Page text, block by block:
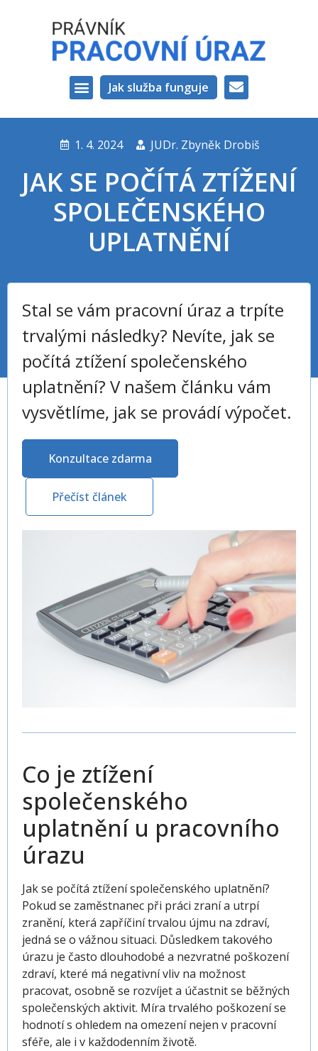
Jak služba funguje
1. 4. 2024 JUDr. Zbyněk Drobiš
JAK SE POČÍTÁ ZTÍŽENÍ
SPOLEČENSKÉHO
UPLATNĚNÍ
Stal se vám pracovní úraz a trpíte
trvalými následky? Nevíte, jak se
počítá ztížení společenského
uplatnění? V našem článku vám
vysvětlíme, jak se provádí výpočet.
Konzultace zdarma
Přečíst článek
Co je ztížení
společenského
uplatnění u pracovního
úrazu
Jak se počítá ztížení společenského uplatnění?
Pokud se zaměstnanec při práci zraní a utrpí
zranění, která zapříčiní trvalou újmu na zdraví,
jedná se o vážnou situaci. Důsledkem takového
úrazu je často dlouhodobé a nezvratné poškození
zdraví, které má negativní vliv na možnost
pracovat, osobně se rozvíjet a účastnit se běžných
společenských aktivit. Míra trvalého poškození se
hodnotí s ohledem na omezení nejen v pracovní
sféře, ale i v každodenním životě.